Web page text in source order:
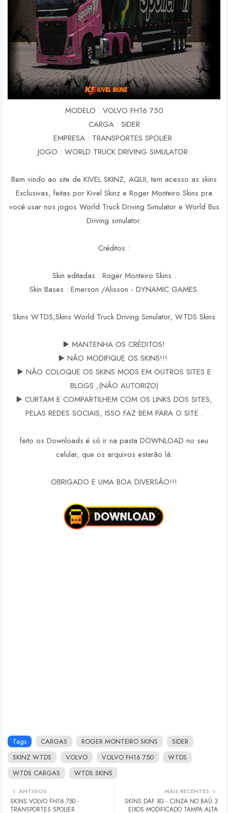
MODELO : VOLVO FH16 750
CARGA : SIDER
EMPRESA : TRANSPORTES SPOLIER
JOGO : WORLD TRUCK DRIVING SIMULATOR
Bem vindo ao site de KIVEL SKINZ, AQUI, tem acesso as skins
Exclusivas, feitas por Kivel Skinz e Roger Monteiro Skins pra
você usar nos jogos World Truck Driving Simulator e World Bus
Driving simulator.
Créditos :
Skin editadas : Roger Monteiro Skins .
Skin Bases : Emerson /Alisson - DYNAMIC GAMES.
Skins WTDS,Skins World Truck Driving Simulator, WTDS Skins
▶️ MANTENHA OS CRÉDITOS!
▶️ NÃO MODIFIQUE OS SKINS!!!
▶️ NÃO COLOQUE OS SKINS MODS EM OUTROS SITES E
BLOGS ,(NÃO AUTORIZO)
▶️ CURTAM E COMPARTILHEM COM OS LINKS DOS SITES,
PELAS REDES SOCIAIS, ISSO FAZ BEM PARA O SITE .
feito os Downloads é só ir na pasta DOWNLOAD no seu
celular, que os arquivos estarão lá.
OBRIGADO E UMA BOA DIVERSÃO!!!
Tags CARGAS ROGER MONTEIRO SKINS
SIDER
SKINZ WTDS
VOLVO VOLVO FH16 750
WTDS
WTDS CARGAS
WTDS SKINS
MAIS RECENTES
SKINS DAF XG - CINZA NO BAÚ 3
EIXOS MODIFICADO TAMPA ALTA
ANTIGOS
SKINS VOLVO FH16 750 -
TRANSPORTES SPOLIER